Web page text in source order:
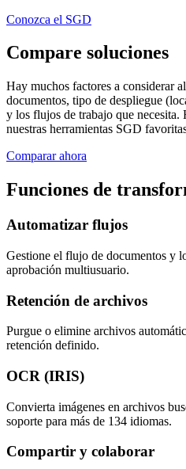
Conozca el SGD
Compare soluciones
Hay muchos factores a considerar
documentos, tipo de despliegue
y los flujos de trabajo que necesita.
nuestras herramientas SGD
Comparar ahora
Funciones de
Automatizar flujos
Gestione el flujo de documentos y
aprobación multiusuario.
Retención de archivos
Purgue o elimine archivos
retención definido.
OCR (IRIS)
Convierta imágenes en archivos
soporte para más de 134 idiomas.
Compartir y colaborar